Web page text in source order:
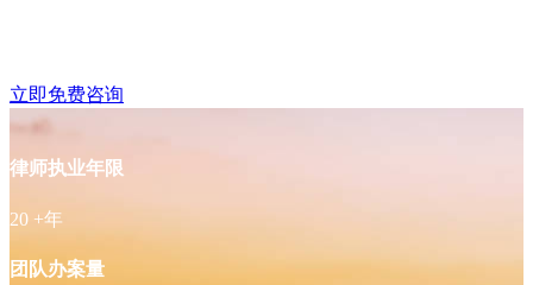
立即免费咨询
律师执业年限
20 +年
团队办案量